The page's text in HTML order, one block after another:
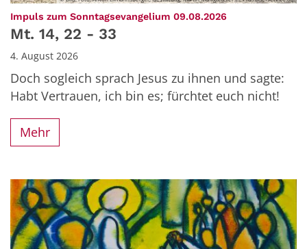
Impuls zum Sonntagsevangelium 09.08.2026
Mt. 14, 22 - 33
4. August 2026
Doch sogleich sprach Jesus zu ihnen und sagte:
Habt Vertrauen, ich bin es; fürchtet euch nicht!
Mehr